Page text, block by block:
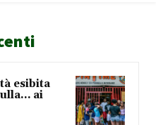
esibita
ai